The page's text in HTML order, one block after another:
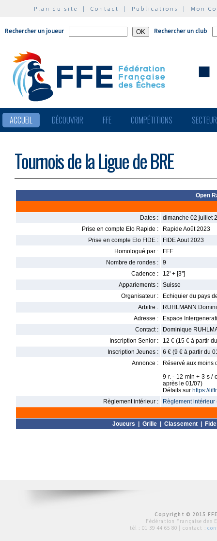
Plan du site | Contact | Publications | Mon
Rechercher un joueur Rechercher un club
ACCUEIL DÉCOUVRIR FFE COMPÉTITIONS
Tournois de la Ligue de BRE
Open
Dates :
dimanche 02 juillet
Prise en compte Elo Rapide :
Rapide Août 2023
Prise en compte Elo FIDE :
FIDE Aout 2023
Homologué par :
FFE
Nombre de rondes :
9
Cadence :
12' + [3'']
Appariements :
Suisse
Organisateur :
Echiquier du pays
Arbitre :
RUHLMANN
Adresse :
Espace
Contact :
Dominique
Inscription Senior :
12 € (15 € à partir
Inscription Jeunes :
6 € (9 € à partir du
Annonce :
Réservé aux moins
9 r. - 12 min + 3 s /
après le 01/07)
Détails sur https://
Règlement intérieur :
Règlement intérieur
Joueurs Grille Classement Fide
Copyright © 2015
Fédération Française des
tél : 01 39 44 65 80 | contact :